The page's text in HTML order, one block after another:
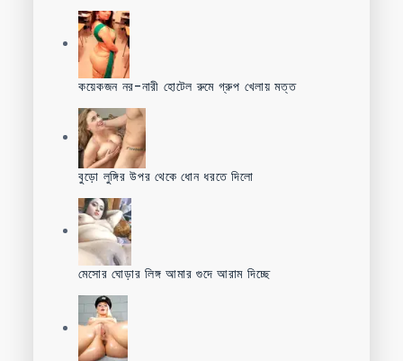
কয়েকজন নর-নারী হোটেল রুমে গ্রুপ খেলায় মত্ত
বুড়ো লুঙ্গির উপর থেকে ধোন ধরতে দিলো
মেসোর ঘোড়ার লিঙ্গ আমার গুদে আরাম দিচ্ছে